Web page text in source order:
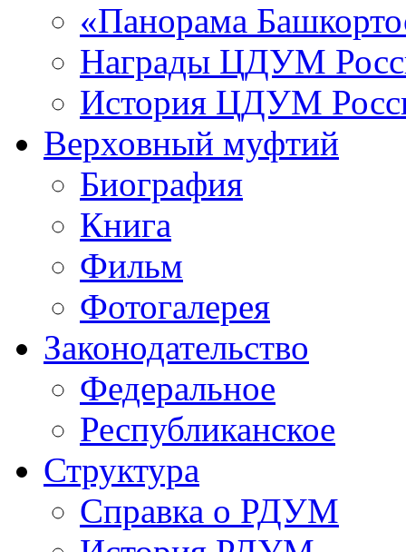
«Панорама
Награды ЦДУМ
История ЦДУМ
Верховный муфтий
Биография
Книга
Фильм
Фотогалерея
Законодательство
Федеральное
Республиканское
Структура
Справка о РДУМ